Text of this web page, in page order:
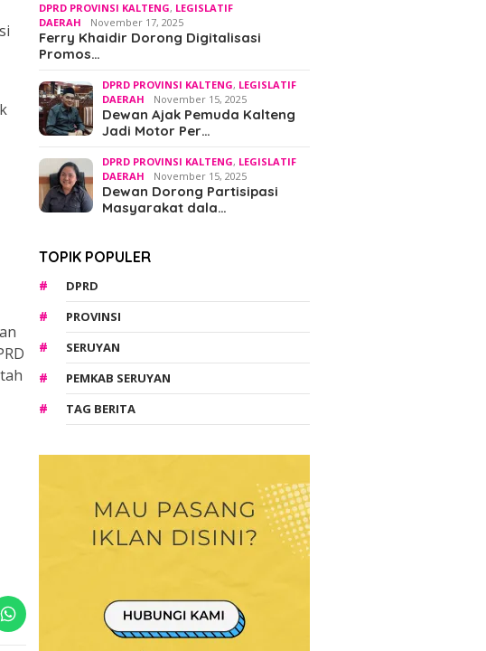
DPRD PROVINSI KALTENG, LEGISLATIF
DAERAH
November 17, 2025
Ferry Khaidir Dorong Digitalisasi
Promos…
DPRD PROVINSI KALTENG, LEGISLATIF
DAERAH
November 15, 2025
Dewan Ajak Pemuda Kalteng
Jadi Motor Per…
DPRD PROVINSI KALTENG, LEGISLATIF
DAERAH
November 15, 2025
Dewan Dorong Partisipasi
Masyarakat dala…
TOPIK POPULER
DPRD
PROVINSI
SERUYAN
PEMKAB SERUYAN
TAG BERITA